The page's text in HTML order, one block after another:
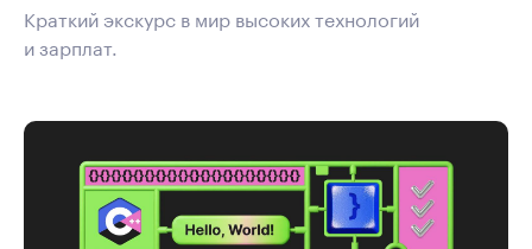
Краткий экскурс в мир высоких технологий
и зарплат.